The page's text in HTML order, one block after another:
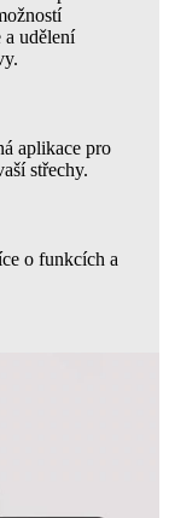
a udělení
aplikace pro
střechy.
o funkcích a